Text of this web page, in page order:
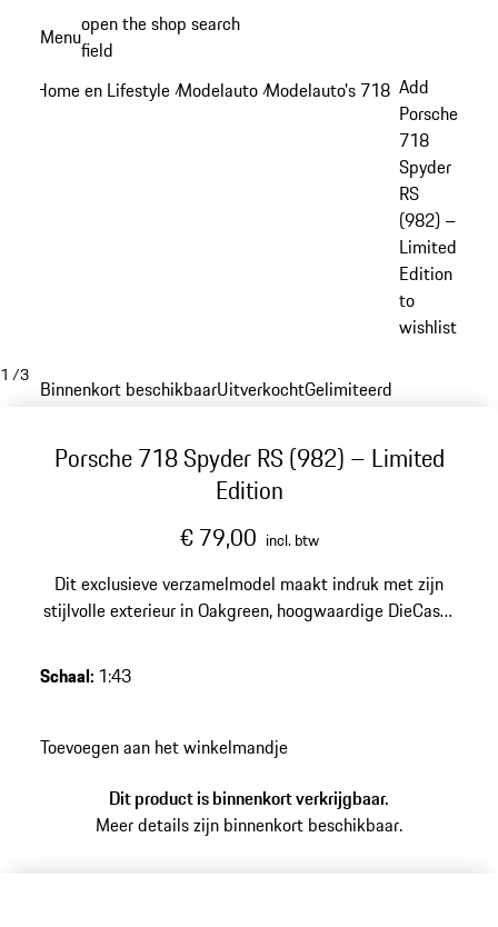
hoofdinhoud
Menuopen the shop search
field
Home en Lifestyle /Modelauto /Modelauto's 718 /Add
Porsche
718
Spyder
RS
(982) –
Limited
Edition
to
wishlist
1 /3
Binnenkort beschikbaarUitverkochtGelimiteerd
Porsche 718 Spyder RS (982) – Limited
Edition
€ 79,00 incl. btw
Dit exclusieve verzamelmodel maakt indruk met zijn
stijlvolle exterieur in Oakgreen, hoogwaardige DieCast-
een elegant hoogtepunt voor elke veeleisende Porsche-
Schaal: 1:43
Toevoegen aan het winkelmandje
Dit product is binnenkort verkrijgbaar.
Meer details zijn binnenkort beschikbaar.